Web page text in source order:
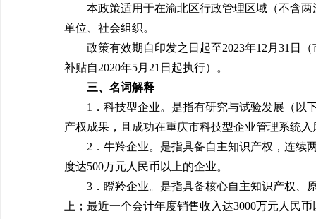
本政策适用于在渝北区行政管理区域（不含
单位、社会组织。
政策有效期自印发之日起至2023年12月31日
补贴自2020年5月21日起执行）。
三、名词解释
1．科技型企业。是指有研究与试验发展（以
产权成果，且成功在重庆市科技型企业管理系统入
2．牛羚企业。是指具备自主知识产权，连续
度达500万元人民币以上的企业。
3．瞪羚企业。是指具备核心自主知识产权、
上；最近一个会计年度销售收入达3000万元人民